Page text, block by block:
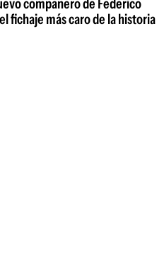
compañero de Federico
fichaje más caro de la historia